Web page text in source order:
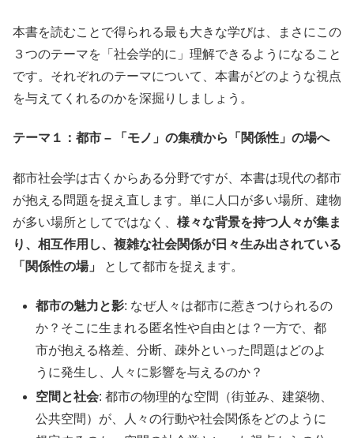
本書を読むことで得られる最も大きな学びは、まさにこの
３つのテーマを「社会学的に」理解できるようになること
です。それぞれのテーマについて、本書がどのような視点
を与えてくれるのかを深掘りしましょう。
テーマ１：都市 – 「モノ」の集積から「関係性」の場へ
都市社会学は古くからある分野ですが、本書は現代の都市
が抱える問題を捉え直します。単に人口が多い場所、建物
が多い場所としてではなく、 様々な背景を持つ人々が集ま
り、相互作用し、複雑な社会関係が日々生み出されている
「関係性の場」
として都市を捉えます。
都市の魅力と影: なぜ人々は都市に惹きつけられるの
か？そこに生まれる匿名性や自由とは？一方で、都
市が抱える格差、分断、疎外といった問題はどのよ
うに発生し、人々に影響を与えるのか？
空間と社会: 都市の物理的な空間（街並み、建築物、
公共空間）が、人々の行動や社会関係をどのように